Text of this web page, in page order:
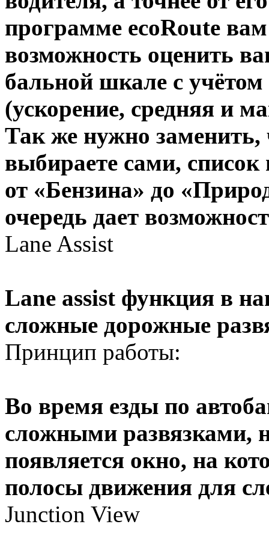
программе ecoRoute вам
возможность оценить
бальной шкале с
(ускорение, средняя и
Так же нужно
выбираете сами,
от «Бензина» до
очередь дает
Lane Assist
Lane assist функция в
сложные дорожные
Принцип работы:
Во время езды по
сложными развязками,
появляется окно, на
полосы движения для
Junction View